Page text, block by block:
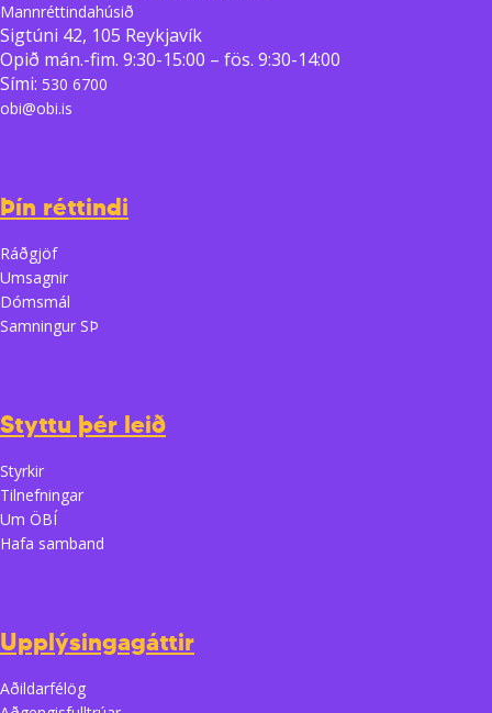
Mannréttindahúsið
Sigtúni 42, 105 Reykjavík
Opið mán.-fim. 9:30-15:00 – fös. 9:30-14:00
Sími: 530 6700
obi@obi.is
Þín réttindi
Ráðgjöf
Umsagnir
Dómsmál
Samningur SÞ
Styttu þér leið
Styrkir
Tilnefningar
Um ÖBÍ
Hafa samband
Upplýsingagáttir
Aðildarfélög